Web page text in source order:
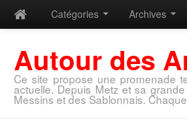
Catégories Archives
Autour des
Ce site propose une promenade
actuelle. Depuis Metz et sa
Messins et des Sablonnais.